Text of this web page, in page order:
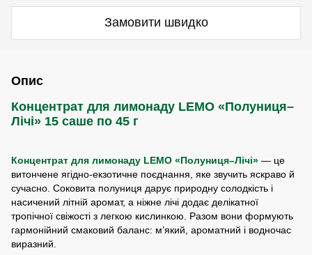
Замовити швидко
Опис
Концентрат для лимонаду LEMO «Полуниця–
Лічі» 15 саше по 45 г
Концентрат для лимонаду LEMO «Полуниця–Лічі» — це
витончене ягідно-екзотичне поєднання, яке звучить яскраво й
сучасно. Соковита полуниця дарує природну солодкість і
насичений літній аромат, а ніжне лічі додає делікатної
тропічної свіжості з легкою кислинкою. Разом вони формують
гармонійний смаковий баланс: м’який, ароматний і водночас
виразний.